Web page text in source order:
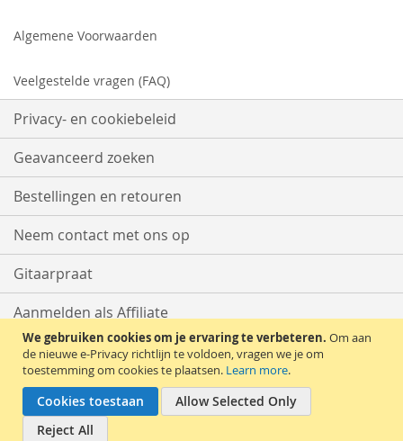
We gebruiken cookies om je ervaring te verbeteren. Om aan
de nieuwe e-Privacy richtlijn te voldoen, vragen we je om
toestemming om cookies te plaatsen. Learn more.
Cookies toestaan
Allow Selected Only
Reject All
Algemene Voorwaarden
Veelgestelde vragen (FAQ)
Privacy- en cookiebeleid
Geavanceerd zoeken
Bestellingen en retouren
Neem contact met ons op
Gitaarpraat
Aanmelden als Affiliate
Start met Verkopen